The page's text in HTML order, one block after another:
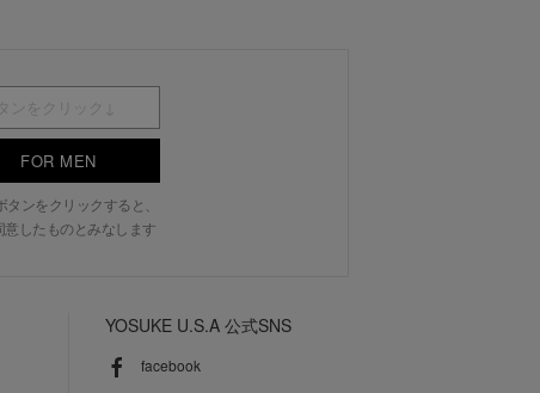
FOR MEN
ンをクリックすると、
意したものとみなします
YOSUKE U.S.A 公式SNS
facebook